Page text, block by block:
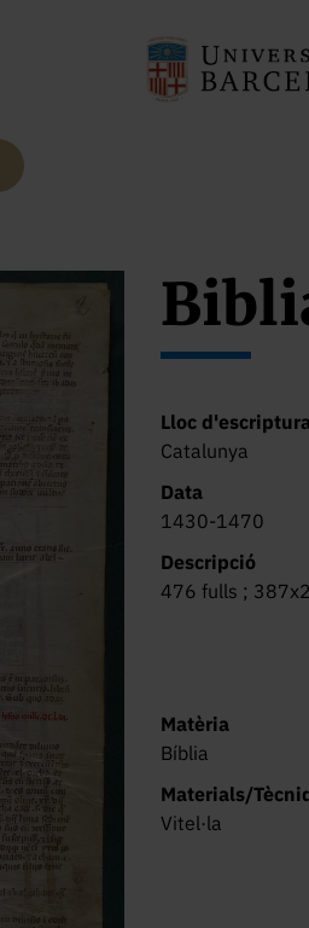
Lloc
Catalunya
Data
1430-1470
Descripció
476 fulls ;
Matèria
Bíblia
Materials/
Vitel·la